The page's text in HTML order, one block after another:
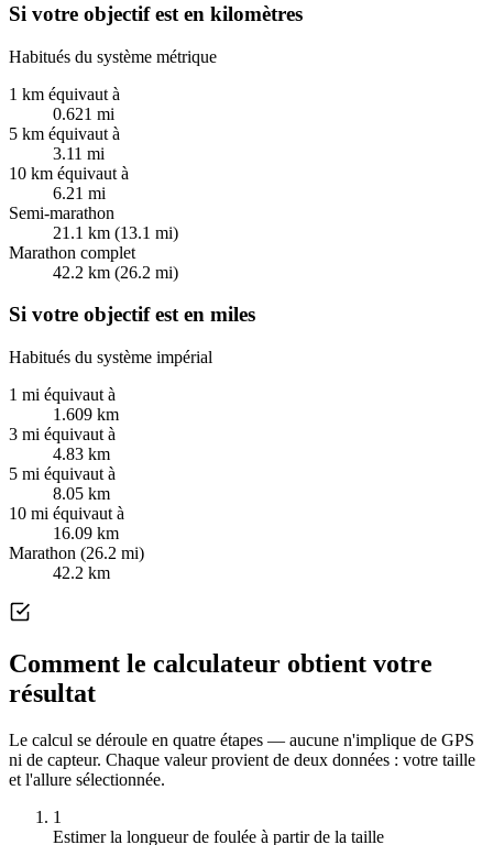
Si votre objectif est en kilomètres
Habitués du système métrique
1 km équivaut à
0.621 mi
5 km équivaut à
3.11 mi
10 km équivaut à
6.21 mi
Semi-marathon
21.1 km (13.1 mi)
Marathon complet
42.2 km (26.2 mi)
Si votre objectif est en miles
Habitués du système impérial
1 mi équivaut à
1.609 km
3 mi équivaut à
4.83 km
5 mi équivaut à
8.05 km
10 mi équivaut à
16.09 km
Marathon (26.2 mi)
42.2 km
Comment le calculateur obtient votre
résultat
Le calcul se déroule en quatre étapes — aucune n'implique de GPS
ni de capteur. Chaque valeur provient de deux données : votre taille
et l'allure sélectionnée.
1
Estimer la longueur de foulée à partir de la taille